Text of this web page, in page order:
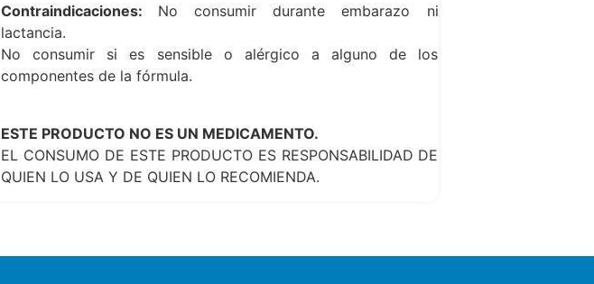
Contraindicaciones: No consumir durante embarazo ni
lactancia.
No consumir si es sensible o alérgico a alguno de los
componentes de la fórmula.
ESTE PRODUCTO NO ES UN MEDICAMENTO.
EL CONSUMO DE ESTE PRODUCTO ES RESPONSABILIDAD DE
QUIEN LO USA Y DE QUIEN LO RECOMIENDA.